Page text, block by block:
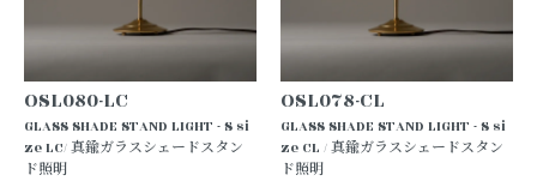
OSL080-LC
GLASS SHADE STAND LIGHT - S si
ze LC/ 真鍮ガラスシェードスタン
ド照明
OSL078-CL
GLASS SHADE STAND LIGHT - S si
ze CL / 真鍮ガラスシェードスタン
ド照明